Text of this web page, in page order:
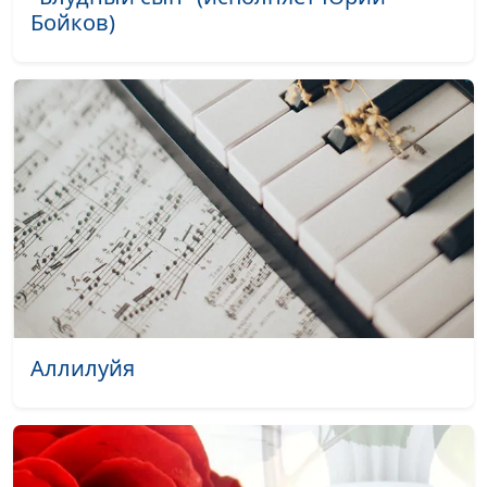
Напои меня,
Господи
Маргарита Колываенко #2079
Ты говоришь Радмила Спивак #2077
Невиновна Радмила Спивак #2076
Он знает путь Радмила Спивак #2074
Я шаг, Ты - тысячу Радмила Спивак
Крест Радмила Спивак #2072
Осколки
Объятия неба Радмила Спивак #2070
Вечность Радмила Спивак
Бойков)
Аллилуйя